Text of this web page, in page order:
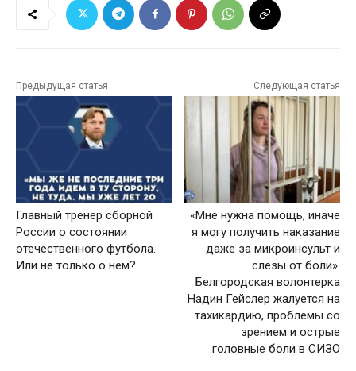
Предыдущая статья
Главный тренер сборной
России о состоянии
отечественного футбола.
Или не только о нем?
Следующая статья
«Мне нужна помощь, иначе
я могу получить наказание
даже за микроинсульт и
слезы от боли».
Белгородская волонтерка
Надин Гейслер жалуется на
тахикардию, проблемы со
зрением и острые
головные боли в СИЗО